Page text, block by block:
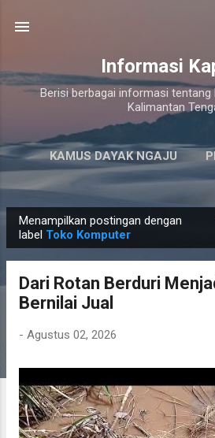
Informasi
Berisi berbagai informasi tentang
Kalimantan
KAMUS DAYAK NGAJU
LAINNYA…
o
Menampilkan postingan dengan
label Toko Komputer
Dari Rotan Berduri
Bernilai Jual
- Agustus 02, 2026